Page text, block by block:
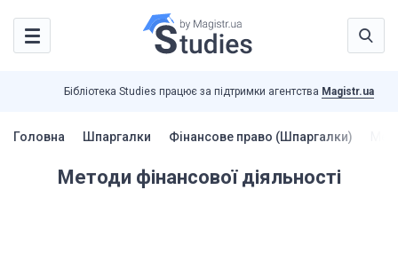
Бібліотека Studies працює за підтримки агентства Magistr.ua
Головна Шпаргалки Фінансове право (Шпаргалки)
Методи фінансової діяльності